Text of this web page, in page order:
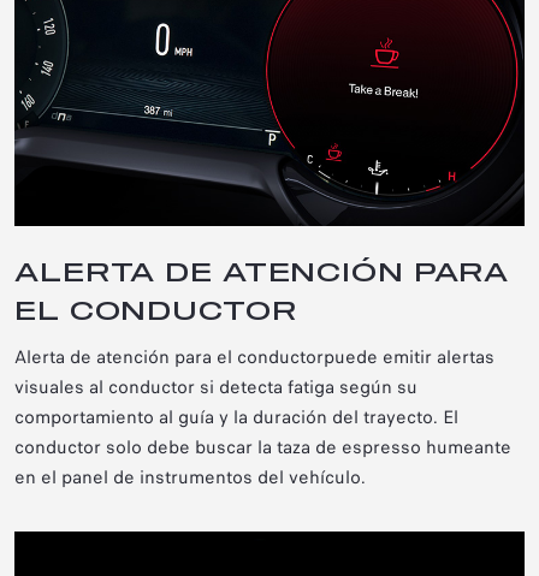
ALERTA DE ATENCIÓN PARA
EL CONDUCTOR
Alerta de atención para el conductorpuede emitir alertas
visuales al conductor si detecta fatiga según su
comportamiento al guía y la duración del trayecto. El
conductor solo debe buscar la taza de espresso humeante
en el panel de instrumentos del vehículo.